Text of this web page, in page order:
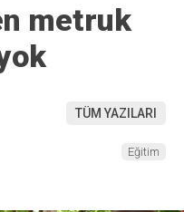
metruk
TÜM YAZILARI
Eğitim